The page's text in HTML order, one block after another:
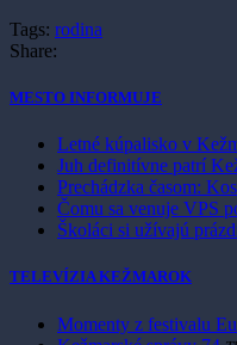
Tags: rodina
Share:
MESTO INFORMUJE
Letné kúpalisko v
Juh definitívne patrí
Prechádzka časom:
Čomu sa venuje VPS
Školáci si užívajú
TELEVÍZIA KEŽMAROK
Momenty z festivalu